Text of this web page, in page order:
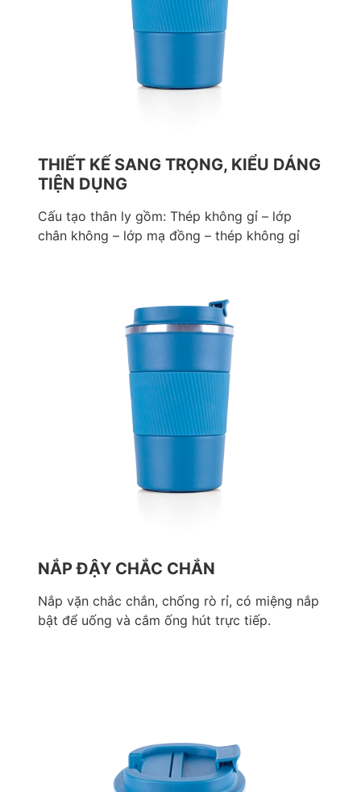
THIẾT KẾ SANG TRỌNG, KIỂU DÁNG
TIỆN DỤNG
Cấu tạo thân ly gồm: Thép không gỉ – lớp
chân không – lớp mạ đồng – thép không gỉ
NẮP ĐẬY CHẮC CHẮN
Nắp vặn chắc chắn, chống rò rỉ, có miệng nắp
bật để uống và cắm ống hút trực tiếp.